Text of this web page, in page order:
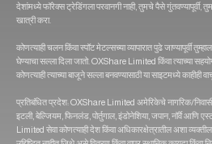
देशांमध्ये फॉरेक्स ट्रेडिंगला परवानगी नाही, तुमचे पैसे गुंतवण्यापूर्वी,
खात्री करा.
कोणत्याही चलन किंवा स्पॉट मेटल्सच्या व्यापारात पुढे जाण्यापूर्वी
घेण्याचा सल्ला दिला जातो. OXShare Limited किंवा त्‍याच्‍या
कोणत्‍याही त्‍याच्‍या बाजूने सल्‍ला बनवण्‍यासाठी या साइटमध्‍ये काहीही
प्रतिबंधित प्रदेश: OXShare Limited अमेरिकेचे नागरिक/निवासी,
इटली, बेल्जियम, फिनलंड, पोर्तुगाल, इंडोनेशिया, जपान, नॉर्वे आणि
Limited सेवा कोणत्याही देश किंवा अधिकारक्षेत्रातील अशा व्यक्तीला